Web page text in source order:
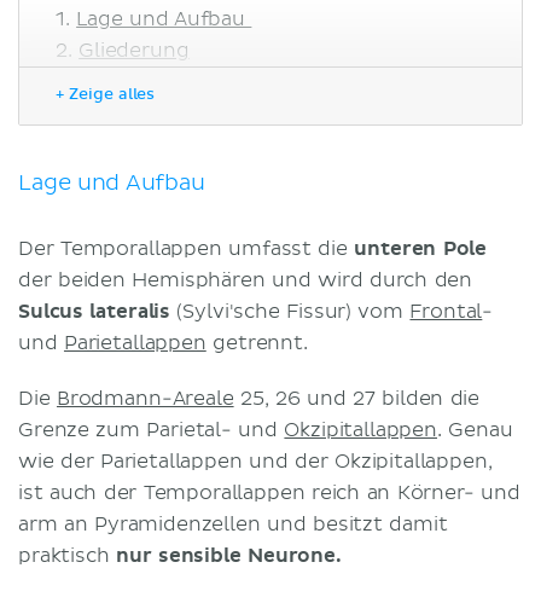
Lage und Aufbau
Gliederung
+ Zeige alles
Lage und Aufbau
Der Temporallappen umfasst die unteren Pole
der beiden Hemisphären und wird durch den
Sulcus lateralis (Sylvi'sche Fissur) vom Frontal-
und Parietallappen getrennt.
Die Brodmann-Areale 25, 26 und 27 bilden die
Grenze zum Parietal- und Okzipitallappen. Genau
wie der Parietallappen und der Okzipitallappen,
ist auch der Temporallappen reich an Körner- und
arm an Pyramidenzellen und besitzt damit
praktisch nur sensible Neurone.